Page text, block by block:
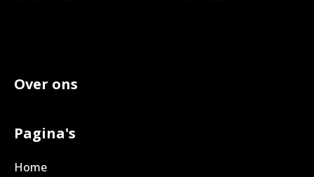
Over ons
Pagina's
Home